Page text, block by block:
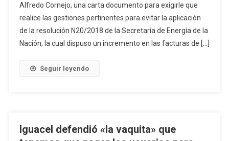
Alfredo Cornejo, una carta documento para exigirle que
realice las gestiones pertinentes para evitar la aplicación
de la resolución N20/2018 de la Secretaría de Energía de la
Nación, la cual dispuso un incremento en las facturas de […]
Seguir leyendo
Iguacel defendió «la vaquita» que